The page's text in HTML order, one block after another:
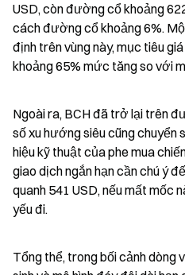
USD, còn đường cổ khoảng
cách đường cổ khoảng 6%.
định trên vùng này, mục tiêu
khoảng 65% mức tăng so với
Ngoài ra, BCH đã trở lại trên
số xu hướng siêu cũng chuyển
hiệu kỹ thuật của phe mua
giao dịch ngắn hạn cần chú ý
quanh 541 USD, nếu mất mốc
yếu đi.
Tổng thể, trong bối cảnh dòng